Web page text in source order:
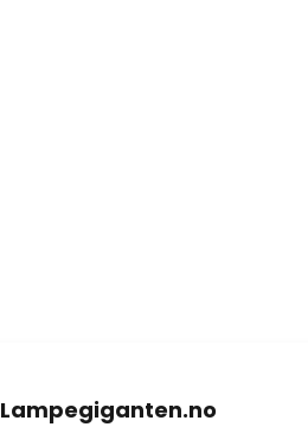
Lampegiganten.no